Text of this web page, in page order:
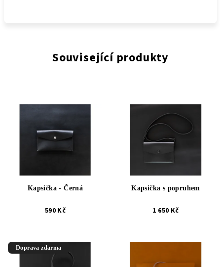
Související produkty
Kapsička - Černá
590 Kč
Kapsička s popruhem
1 650 Kč
Doprava zdarma